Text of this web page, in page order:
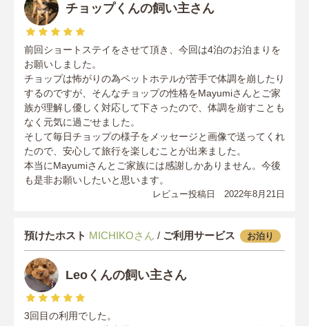
チョップくんの飼い主さん
前回ショートステイをさせて頂き、今回は4泊のお泊まりを
お願いしました。
チョップは怖がりの為ペットホテルが苦手で体調を崩したり
するのですが、そんなチョップの性格をMayumiさんとご家
族が理解し優しく対応して下さったので、体調を崩すことも
なく元気に過ごせました。
そして毎日チョップの様子をメッセージと画像で送ってくれ
たので、安心して旅行を楽しむことが出来ました。
本当にMayumiさんとご家族には感謝しかありません。今後
も是非お願いしたいと思います。
レビュー投稿日 2022年8月21日
預けたホスト MICHIKOさん / ご利用サービス お泊り
Leoくんの飼い主さん
3回目の利用でした。